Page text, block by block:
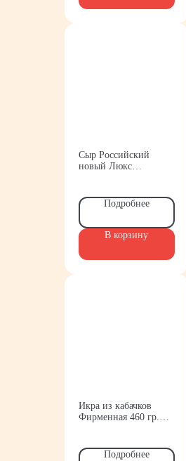
Сыр Российский
новый Люкс
Подробнее
В корзину
Икра из кабачков
Фирменная 460 гр.
Подробнее